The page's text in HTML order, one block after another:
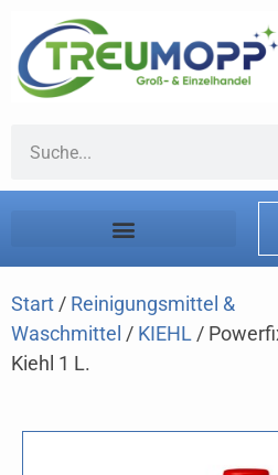
Start/ Reinigungsmittel &
Waschmittel / KIEHL/
Kiehl 1 L.